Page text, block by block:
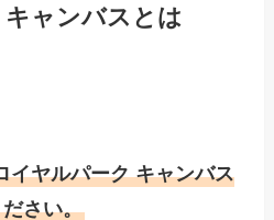
ャンバスとは
イヤルパーク キャンバス
さい。